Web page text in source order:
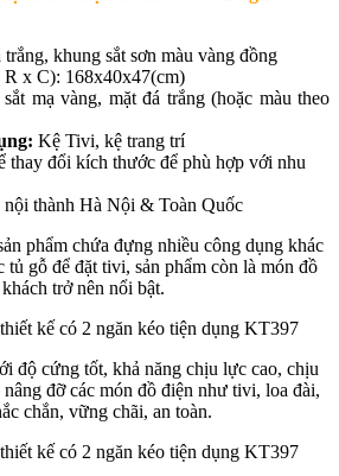
trắng, khung sắt sơn màu vàng đồng
x C): 168x40x47(cm)
mạ vàng, mặt đá trắng (hoặc màu theo
Kệ Tivi, kệ trang trí
thay đổi kích thước để phù hợp với nhu
thành Hà Nội & Toàn Quốc
phẩm chứa đựng nhiều công dụng khác
gỗ để đặt tivi, sản phẩm còn là món đồ
trở nên nổi bật.
độ cứng tốt, khả năng chịu lực cao, chịu
đỡ các món đồ điện như tivi, loa đài,
chắn, vững chãi, an toàn.